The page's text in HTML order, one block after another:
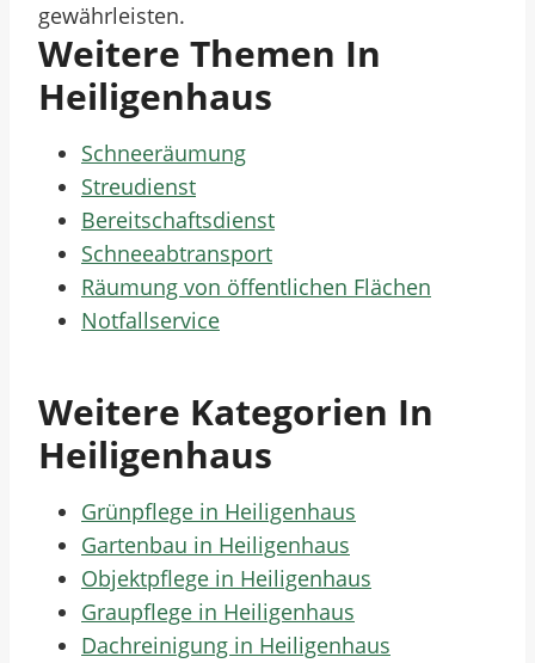
gewährleisten.
Weitere Themen In
Heiligenhaus
Schneeräumung
Streudienst
Bereitschaftsdienst
Schneeabtransport
Räumung von öffentlichen Flächen
Notfallservice
Weitere Kategorien In
Heiligenhaus
Grünpflege in Heiligenhaus
Gartenbau in Heiligenhaus
Objektpflege in Heiligenhaus
Graupflege in Heiligenhaus
Dachreinigung in Heiligenhaus